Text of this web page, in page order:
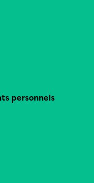
personnels